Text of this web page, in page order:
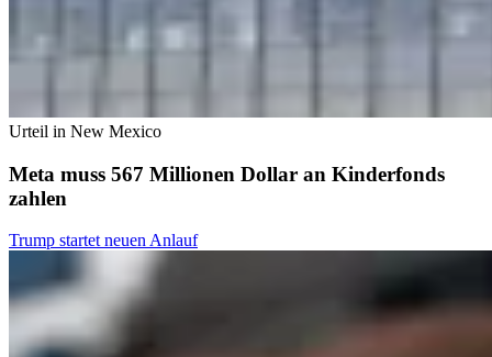
Urteil in New Mexico
Meta muss 567 Millionen Dollar an Kinderfonds
zahlen
Trump startet neuen Anlauf